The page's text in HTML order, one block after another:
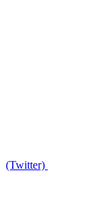
(Twitter)